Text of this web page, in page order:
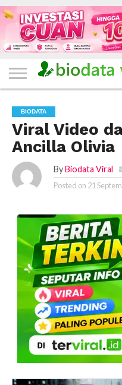
HOME
FILTER
KATEGORI
IKLAN
TERVIRAL
TRADING
KOMUNITAS
BERITA
BISNIS
LAINNYA
BIODATA
Viral Video
Ancilla Olivia
By Biodata Viral
Posted on 21